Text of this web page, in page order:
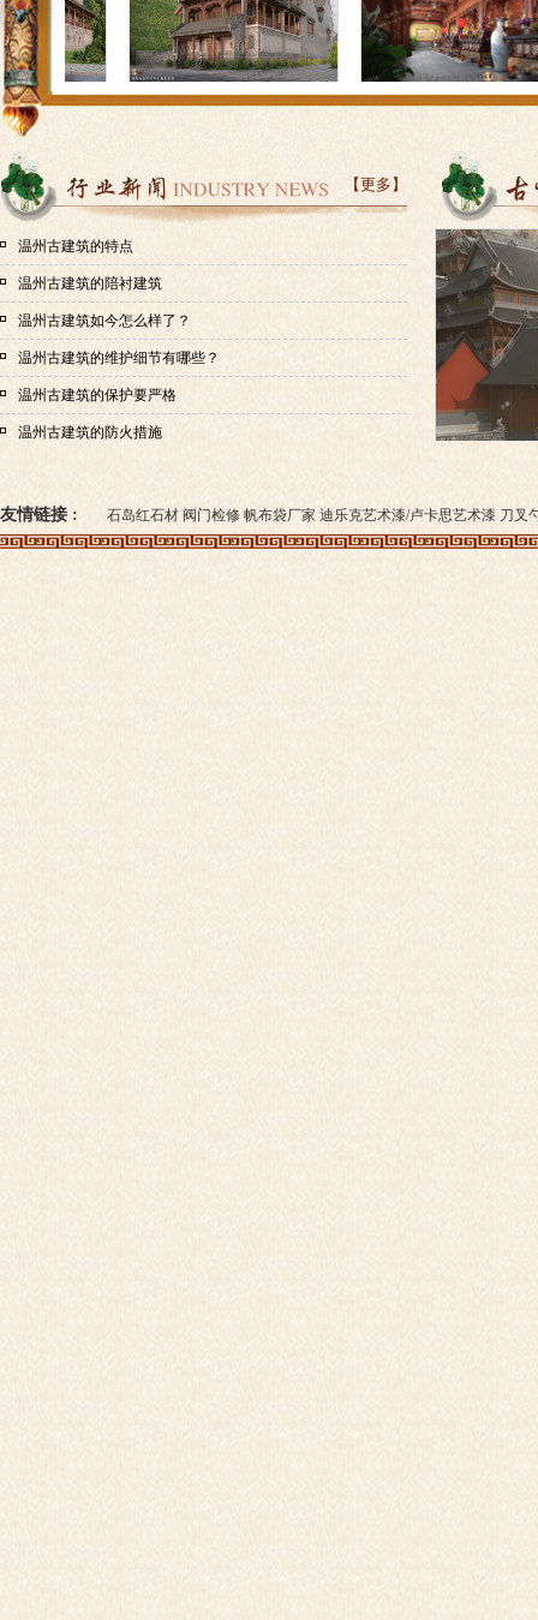
【更多】
温州古建筑的特点
温州古建筑的陪衬建筑
温州古建筑如今怎么样了？
温州古建筑的维护细节有哪些？
温州古建筑的保护要严格
温州古建筑的防火措施
友情链接 : 石岛红石材 阀门检修 帆布袋厂家 迪乐克艺术漆/卢卡思艺术漆 刀叉